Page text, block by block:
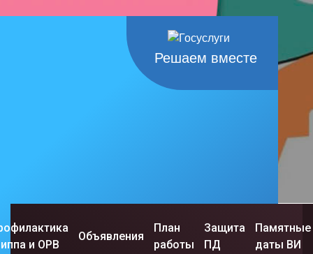
Решаем вместе
Хочется, чтобы Ярковская
и ОРВ
Объявления
План
работы
Защита
ПД
Памятные
даты ВИ